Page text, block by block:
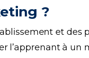
?
et des
l’apprenant à un